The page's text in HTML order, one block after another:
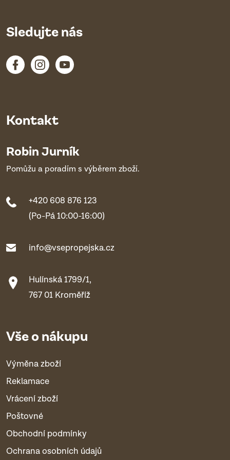
Kontakt
Robin Jurník
Pomůžu a poradím s výběrem zboží.
+420 608 876 123
(Po-Pá 10:00-16:00)
info@vsepropejska.cz
Hulínská 1799/1,
767 01 Kroměříž
Vše o nákupu
Výměna zboží
Reklamace
Vrácení zboží
Poštovné
Obchodní podmínky
Ochrana osobních údajů
Sledujte nás